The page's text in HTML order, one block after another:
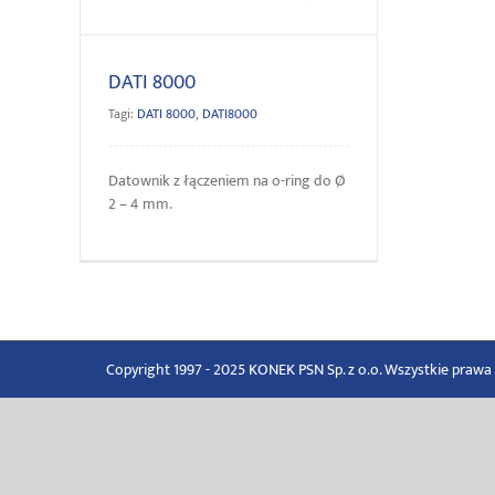
DATI 8000
Tagi: DATI 8000, DATI8000
Datownik z łączeniem na o-ring do Ø
2 – 4 mm.
Copyright 1997 - 2025 KONEK PSN Sp. z o.o. Wszystkie